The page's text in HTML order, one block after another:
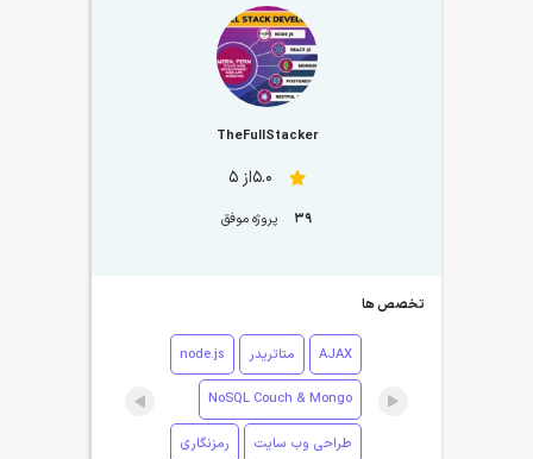
TheFullStacker
5.0از 5
39 پروژه موفق
تخصص ها
AJAX متاتریدر node.js
NoSQL Couch & Mongo
طراحی وب سایت رمزنگاری